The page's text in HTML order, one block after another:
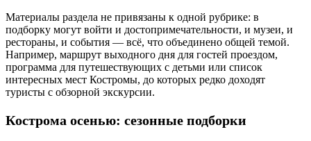
Материалы раздела не привязаны к одной рубрике: в
подборку могут войти и достопримечательности, и музеи, и
рестораны, и события — всё, что объединено общей темой.
Например, маршрут выходного дня для гостей проездом,
программа для путешествующих с детьми или список
интересных мест Костромы, до которых редко доходят
туристы с обзорной экскурсии.
Кострома осенью: сезонные подборки